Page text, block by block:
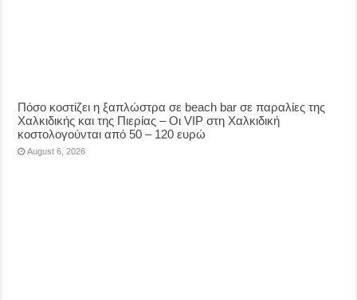
Πόσο κοστίζει η ξαπλώστρα σε beach bar σε παραλίες της
Χαλκιδικής και της Πιερίας – Οι VIP στη Χαλκιδική
κοστολογούνται από 50 – 120 ευρώ
August 6, 2026